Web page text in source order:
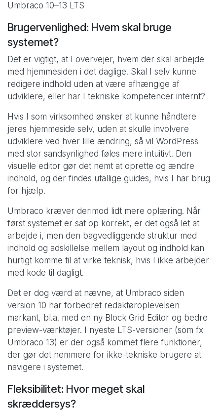
Umbraco 10–13 LTS
Brugervenlighed: Hvem skal bruge
systemet?
Det er vigtigt, at I overvejer, hvem der skal arbejde
med hjemmesiden i det daglige. Skal I selv kunne
redigere indhold uden at være afhængige af
udviklere, eller har I tekniske kompetencer internt?
Hvis I som virksomhed ønsker at kunne håndtere
jeres hjemmeside selv, uden at skulle involvere
udviklere ved hver lille ændring, så vil WordPress
med stor sandsynlighed føles mere intuitivt. Den
visuelle editor gør det nemt at oprette og ændre
indhold, og der findes utallige guides, hvis I har brug
for hjælp.
Umbraco kræver derimod lidt mere oplæring. Når
først systemet er sat op korrekt, er det også let at
arbejde i, men den bagvedliggende struktur med
indhold og adskillelse mellem layout og indhold kan
hurtigt komme til at virke teknisk, hvis I ikke arbejder
med kode til dagligt.
Det er dog værd at nævne, at Umbraco siden
version 10 har forbedret redaktøroplevelsen
markant, bl.a. med en ny Block Grid Editor og bedre
preview-værktøjer. I nyeste LTS-versioner (som fx
Umbraco 13) er der også kommet flere funktioner,
der gør det nemmere for ikke-tekniske brugere at
navigere i systemet.
Fleksibilitet: Hvor meget skal
skræddersys?